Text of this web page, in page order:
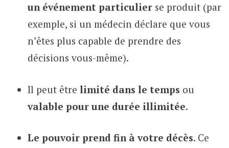
un événement particulierse produit (par
exemple, si un médecin déclare que vous
n’êtes plus capable de prendre des
décisions vous-même).
Il peut être limité dans le temps ou
valable pour une durée illimitée.
Le pouvoir prend fin à votre décès. Ce